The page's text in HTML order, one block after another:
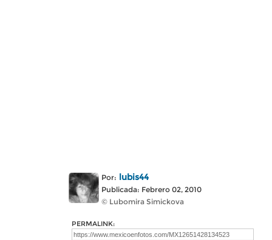
Por: lubis44
Publicada: Febrero 02, 2010
© Lubomira Simickova
PERMALINK: